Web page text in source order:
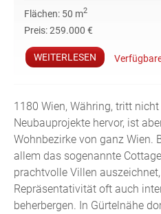
Flächen: 50 m2
Preis:259.000 €
WEITERLESEN
1180 Wien, Währing, tritt
Neubauprojekte hervor, ist
Wohnbezirke von ganz Wien.
allem das sogenannte
prachtvolle Villen
Repräsentativität oft auch
beherbergen. In Gürtelnähe